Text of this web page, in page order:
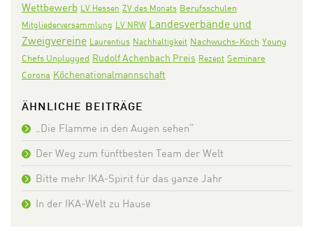
Wettbewerb LV Hessen ZV des Monats Berufsschulen
Mitgliederversammlung LV NRW Landesverbände und
Zweigvereine Laurentius Nachhaltigkeit Nachwuchs-Koch Young
Chefs Unplugged Rudolf Achenbach Preis Rezept Seminare
Corona Köchenationalmannschaft
ÄHNLICHE BEITRÄGE
„Die Flamme in den Augen sehen“
Der Weg zum fünftbesten Team der Welt
Bitte mehr IKA-Spirit für das ganze Jahr
In der IKA-Welt zu Hause